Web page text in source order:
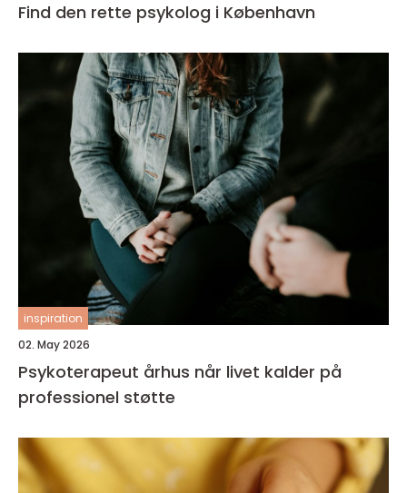
Find den rette psykolog i København
inspiration
02. May 2026
Psykoterapeut århus når livet kalder på
professionel støtte